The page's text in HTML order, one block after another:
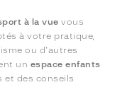
à la vue vous
à votre pratique,
ou d'autres
un espace enfants
et des conseils